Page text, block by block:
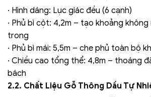
· Hình dáng: Lục giác đều (6 cạnh)
· Phủ bì cột: 4,2m – tạo khoảng
trong
· Phủ bì mái: 5,5m – che phủ toàn bộ
· Chiều cao tổng thể: 4,8m – thoáng
bách
2.2. Chất Liệu Gỗ Thông Dầu Tự